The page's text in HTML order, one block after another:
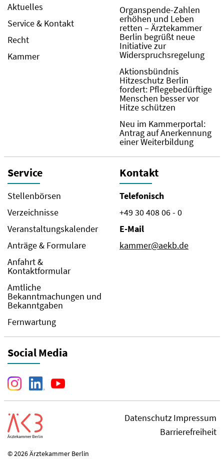
Aktuelles
Service & Kontakt
Recht
Kammer
Organspende-Zahlen
erhöhen und Leben
retten – Ärztekammer
Berlin begrüßt neue
Initiative zur
Widerspruchsregelung
Aktionsbündnis
Hitzeschutz Berlin
fordert: Pflegebedürftige
Menschen besser vor
Hitze schützen
Neu im Kammerportal:
Antrag auf Anerkennung
einer Weiterbildung
Service
Stellenbörsen
Verzeichnisse
Veranstaltungskalender
Anträge & Formulare
Anfahrt &
Kontaktformular
Amtliche
Bekanntmachungen und
Bekanntgaben
Fernwartung
Kontakt
Telefonisch
+49 30 408 06 - 0
E-Mail
kammer@aekb.de
Social Media
DatenschutzImpressum
Barrierefreiheit
© 2026 Ärztekammer Berlin